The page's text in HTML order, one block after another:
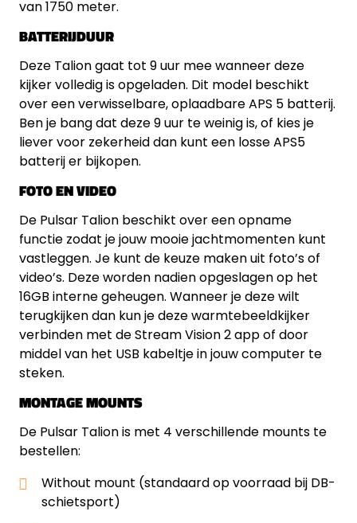
van 1750 meter.
BATTERIJDUUR
Deze Talion gaat tot 9 uur mee wanneer deze
kijker volledig is opgeladen. Dit model beschikt
over een verwisselbare, oplaadbare APS 5 batterij.
Ben je bang dat deze 9 uur te weinig is, of kies je
liever voor zekerheid dan kunt een losse APS5
batterij er bijkopen.
FOTO EN VIDEO
De Pulsar Talion beschikt over een opname
functie zodat je jouw mooie jachtmomenten kunt
vastleggen. Je kunt de keuze maken uit foto’s of
video’s. Deze worden nadien opgeslagen op het
16GB interne geheugen. Wanneer je deze wilt
terugkijken dan kun je deze warmtebeeldkijker
verbinden met de Stream Vision 2 app of door
middel van het USB kabeltje in jouw computer te
steken.
MONTAGE MOUNTS
De Pulsar Talion is met 4 verschillende mounts te
bestellen:
Without mount (standaard op voorraad bij DB-
schietsport)